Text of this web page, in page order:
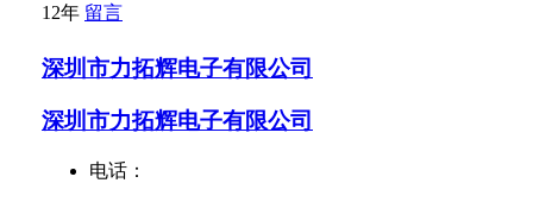
12年 留言
深圳市力拓辉电子有限公司
深圳市力拓辉电子有限公司
电话：